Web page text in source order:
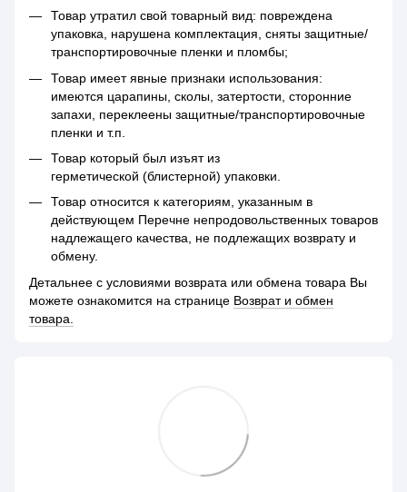
Товар утратил свой товарный вид: повреждена
упаковка, нарушена комплектация, сняты защитные/
транспортировочные пленки и пломбы;
Товар имеет явные признаки использования:
имеются царапины, сколы, затертости, сторонние
запахи, переклеены защитные/транспортировочные
пленки и т.п.
Товар который был изъят из
герметической (блистерной) упаковки.
Товар относится к категориям, указанным в
действующем Перечне непродовольственных товаров
надлежащего качества, не подлежащих возврату и
обмену.
Детальнее с условиями возврата или обмена товара Вы
можете ознакомится на странице Возврат и обмен
товара.